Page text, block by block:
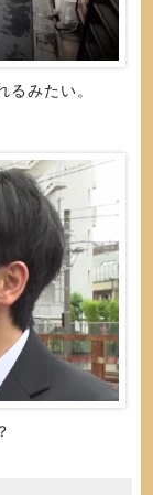
みたい。